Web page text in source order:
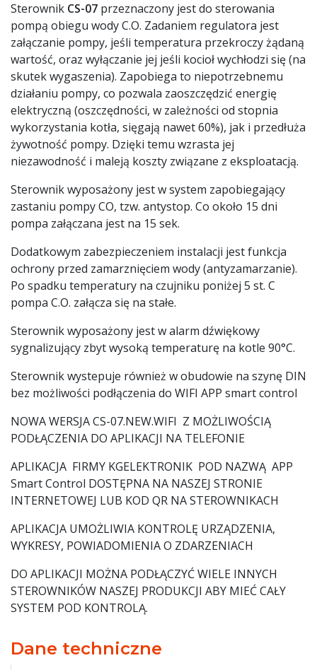
Sterownik CS-07 przeznaczony jest do sterowania
pompą obiegu wody C.O. Zadaniem regulatora jest
załączanie pompy, jeśli temperatura przekroczy żądaną
wartość, oraz wyłączanie jej jeśli kocioł wychłodzi się (na
skutek wygaszenia). Zapobiega to niepotrzebnemu
działaniu pompy, co pozwala zaoszczędzić energię
elektryczną (oszczędności, w zależności od stopnia
wykorzystania kotła, sięgają nawet 60%), jak i przedłuża
żywotność pompy. Dzięki temu wzrasta jej
niezawodność i maleją koszty związane z eksploatacją.
Sterownik wyposażony jest w system zapobiegający
zastaniu pompy CO, tzw. antystop. Co około 15 dni
pompa załączana jest na 15 sek.
Dodatkowym zabezpieczeniem instalacji jest funkcja
ochrony przed zamarznięciem wody (antyzamarzanie).
Po spadku temperatury na czujniku poniżej 5 st. C
pompa C.O. załącza się na stałe.
Sterownik wyposażony jest w alarm dźwiękowy
sygnalizujący zbyt wysoką temperaturę na kotle 90°C.
Sterownik wystepuje również w obudowie na szynę DIN
bez możliwości podłączenia do WIFI APP smart control
NOWA WERSJA CS-07.NEW.WIFI Z MOŻLIWOŚCIĄ
PODŁĄCZENIA DO APLIKACJI NA TELEFONIE
APLIKACJA FIRMY KGELEKTRONIK POD NAZWĄ APP
Smart Control DOSTĘPNA NA NASZEJ STRONIE
INTERNETOWEJ LUB KOD QR NA STEROWNIKACH
APLIKACJA UMOŻLIWIA KONTROLĘ URZĄDZENIA,
WYKRESY, POWIADOMIENIA O ZDARZENIACH
DO APLIKACJI MOŻNA PODŁĄCZYĆ WIELE INNYCH
STEROWNIKÓW NASZEJ PRODUKCJI ABY MIEĆ CAŁY
SYSTEM POD KONTROLĄ.
Dane techniczne